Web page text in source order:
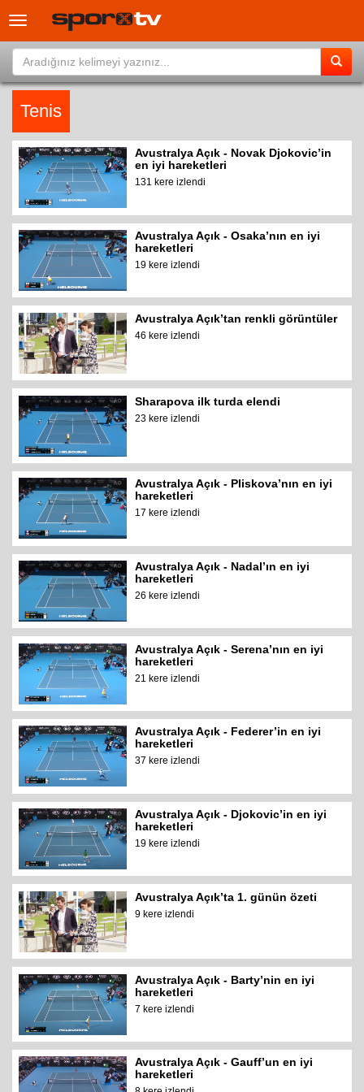
Toggle
Tenis
Avustralya Açık - Novak Djokovic’in
en iyi hareketleri
131 kere izlendi
Avustralya Açık - Osaka’nın en iyi
hareketleri
19 kere izlendi
Avustralya Açık’tan renkli görüntüler
46 kere izlendi
Sharapova ilk turda elendi
23 kere izlendi
Avustralya Açık - Pliskova’nın en iyi
hareketleri
17 kere izlendi
Avustralya Açık - Nadal’ın en iyi
hareketleri
26 kere izlendi
Avustralya Açık - Serena’nın en iyi
hareketleri
21 kere izlendi
Avustralya Açık - Federer’in en iyi
hareketleri
37 kere izlendi
Avustralya Açık - Djokovic’in en iyi
hareketleri
19 kere izlendi
Avustralya Açık’ta 1. günün özeti
9 kere izlendi
Avustralya Açık - Barty’nin en iyi
hareketleri
7 kere izlendi
Avustralya Açık - Gauff’un en iyi
hareketleri